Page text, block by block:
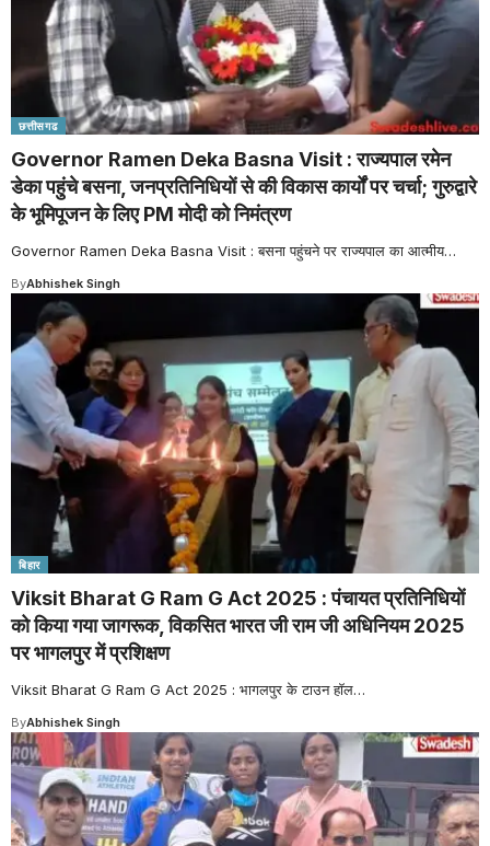
छत्तीसगढ
Governor Ramen Deka Basna Visit : राज्यपाल रमेन
डेका पहुंचे बसना, जनप्रतिनिधियों से की विकास कार्यों पर चर्चा; गुरुद्वारे
के भूमिपूजन के लिए PM मोदी को निमंत्रण
Governor Ramen Deka Basna Visit : बसना पहुंचने पर राज्यपाल का आत्मीय…
ByAbhishek Singh
बिहार
Viksit Bharat G Ram G Act 2025 : पंचायत प्रतिनिधियों
को किया गया जागरूक, विकसित भारत जी राम जी अधिनियम 2025
पर भागलपुर में प्रशिक्षण
Viksit Bharat G Ram G Act 2025 : भागलपुर के टाउन हॉल…
ByAbhishek Singh